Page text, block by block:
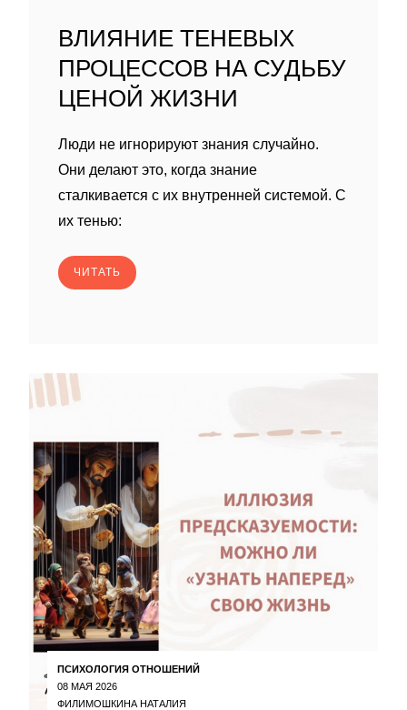
ВЛИЯНИЕ ТЕНЕВЫХ
ПРОЦЕССОВ НА СУДЬБУ
ЦЕНОЙ ЖИЗНИ
Люди не игнорируют знания случайно.
Они делают это, когда знание
сталкивается с их внутренней системой. С
их тенью:
ЧИТАТЬ
ПСИХОЛОГИЯ ОТНОШЕНИЙ
08 МАЯ 2026
ФИЛИМОШКИНА НАТАЛИЯ